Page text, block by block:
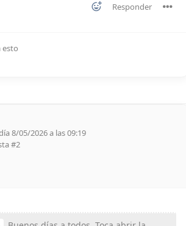
Responder
esto
8/05/2026 a las 09:19
#2